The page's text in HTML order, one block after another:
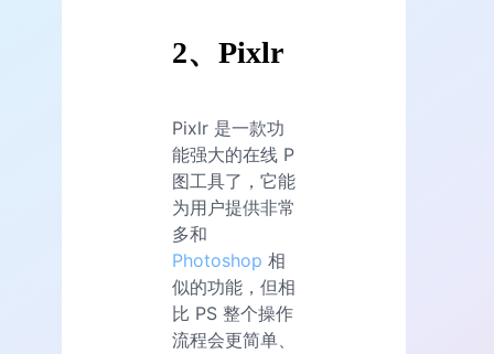
2、Pixlr
Pixlr 是一款功
能强大的在线 P
图工具了，它能
为用户提供非常
多和
Photoshop 相
似的功能，但相
比 PS 整个操作
流程会更简单、